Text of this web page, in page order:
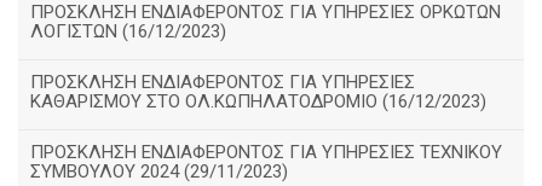
ΠΡΟΣΚΛΗΣΗ ΕΝΔΙΑΦΕΡΟΝΤΟΣ ΓΙΑ ΥΠΗΡΕΣΙΕΣ ΟΡΚΩΤΩΝ
ΛΟΓΙΣΤΩΝ (16/12/2023)
ΠΡΟΣΚΛΗΣΗ ΕΝΔΙΑΦΕΡΟΝΤΟΣ ΓΙΑ ΥΠΗΡΕΣΙΕΣ
ΚΑΘΑΡΙΣΜΟΥ ΣΤΟ ΟΛ.ΚΩΠΗΛΑΤΟΔΡΟΜΙΟ (16/12/2023)
ΠΡΟΣΚΛΗΣΗ ΕΝΔΙΑΦΕΡΟΝΤΟΣ ΓΙΑ ΥΠΗΡΕΣΙΕΣ ΤΕΧΝΙΚΟΥ
ΣΥΜΒΟΥΛΟΥ 2024 (29/11/2023)